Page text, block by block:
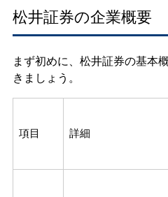
松井証券の企業概要
まず初めに、松井証券の基本
きましょう。
項目 詳細